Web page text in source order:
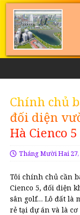
Chính chủ
đối diện
Hà Cienco 5
Tháng Mười Hai 27,
Tôi chính chủ cần
Cienco 5, đối diện
sân golf… Lô đất là
rẻ tại dự án và là